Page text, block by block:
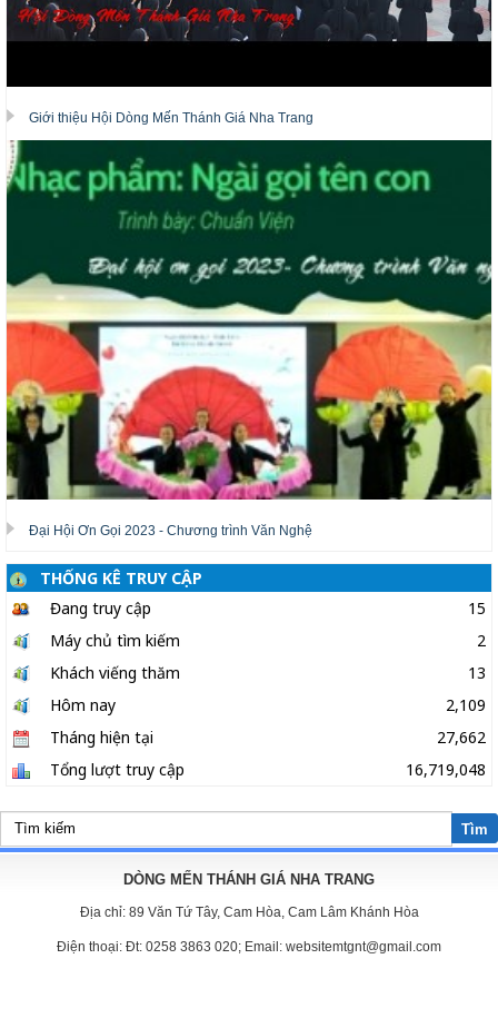
Giới thiệu Hội Dòng Mến Thánh Giá Nha Trang
Đại Hội Ơn Gọi 2023 - Chương trình Văn Nghệ
THỐNG KÊ TRUY CẬP
Đang truy cập
15
Máy chủ tìm kiếm
2
Khách viếng thăm
13
Hôm nay
2,109
Tháng hiện tại
27,662
Tổng lượt truy cập
16,719,048
Tìm
DÒNG MẾN THÁNH GIÁ NHA TRANG
Địa chỉ: 89 Văn Tứ Tây, Cam Hòa, Cam Lâm Khánh Hòa
Điện thoại: Đt: 0258 3863 020; Email: websitemtgnt@gmail.com